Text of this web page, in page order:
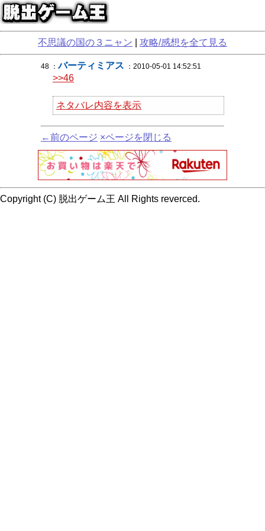
不思議の国の３ニャン 攻略/感想を全て見る
48 ：バーティミアス ：2010-05-01 14:52:51
>>46
ネタバレ内容を表示
←前のページ ×ページを閉じる
Copyright (C) 脱出ゲーム王 All Rights reverced.